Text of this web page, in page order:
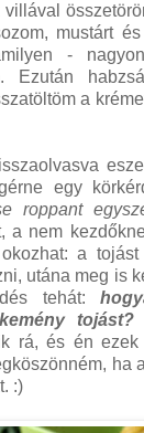
mustárt
-
Ezután
a
egy
roppant
a nem
a
utána meg is
tehát:
tojást?
rá, és én
ha
:)